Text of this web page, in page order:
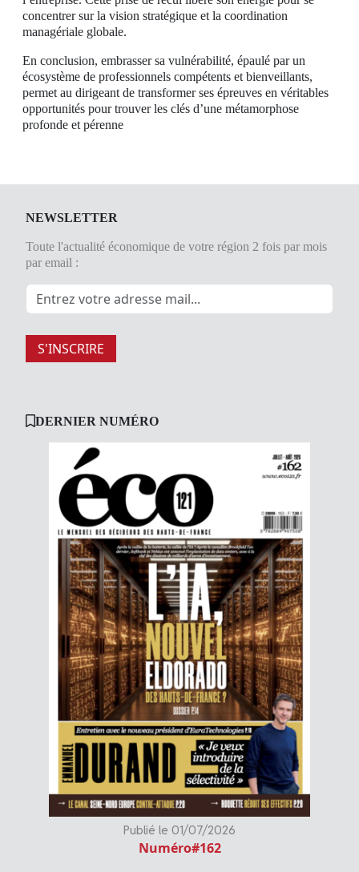
concentrer sur la vision stratégique et la coordination
managériale globale.
En conclusion, embrasser sa vulnérabilité, épaulé par un
écosystème de professionnels compétents et bienveillants,
permet au dirigeant de transformer ses épreuves en véritables
opportunités pour trouver les clés d’une métamorphose
profonde et pérenne
NEWSLETTER
Toute l'actualité économique de votre région 2 fois par mois
par email :
S'INSCRIRE
DERNIER NUMÉRO
Publié le 01/07/2026
Numéro#162